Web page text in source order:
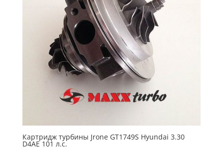
Картридж турбины Jrone GT1749S Hyundai 3.30
D4AE 101 л.с.